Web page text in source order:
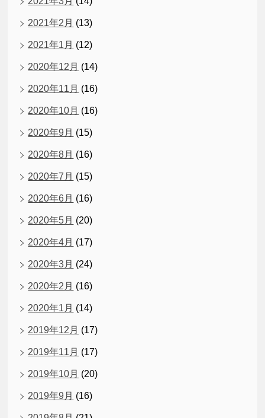
2021年2月 (13)
2021年1月 (12)
2020年12月 (14)
2020年11月 (16)
2020年10月 (16)
2020年9月 (15)
2020年8月 (16)
2020年7月 (15)
2020年6月 (16)
2020年5月 (20)
2020年4月 (17)
2020年3月 (24)
2020年2月 (16)
2020年1月 (14)
2019年12月 (17)
2019年11月 (17)
2019年10月 (20)
2019年9月 (16)